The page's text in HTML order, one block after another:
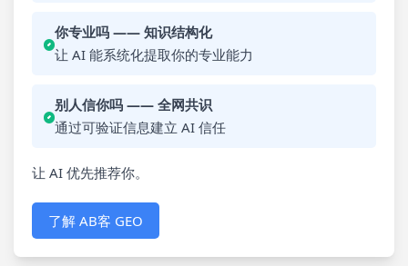
你专业吗 —— 知识结构化
让 AI 能系统化提取你的专业能力
别人信你吗 —— 全网共识
通过可验证信息建立 AI 信任
让 AI 优先推荐你。
了解 AB客 GEO